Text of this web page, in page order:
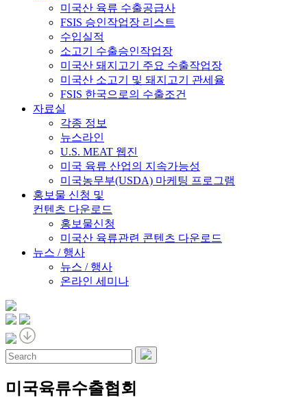
미국산 육류 수출공급사
FSIS 승인작업장 리스트
수입실적
소고기 수출승인작업장
미국산 돼지고기 주요 수출작업장
미국산 소고기 및 돼지고기 관세율
FSIS 한국으로의 수출조건
자료실
각종 정보
뉴스라인
U.S. MEAT 웹진
미국 육류 산업의 지속가능성
미국농무부(USDA) 마케팅 프로그램
홍보물 신청 및
컨텐츠 다운로드
홍보물신청
미국산 육류관련 콘텐츠 다운로드
뉴스 / 행사
뉴스 / 행사
온라인 세미나
미국육류수출협회